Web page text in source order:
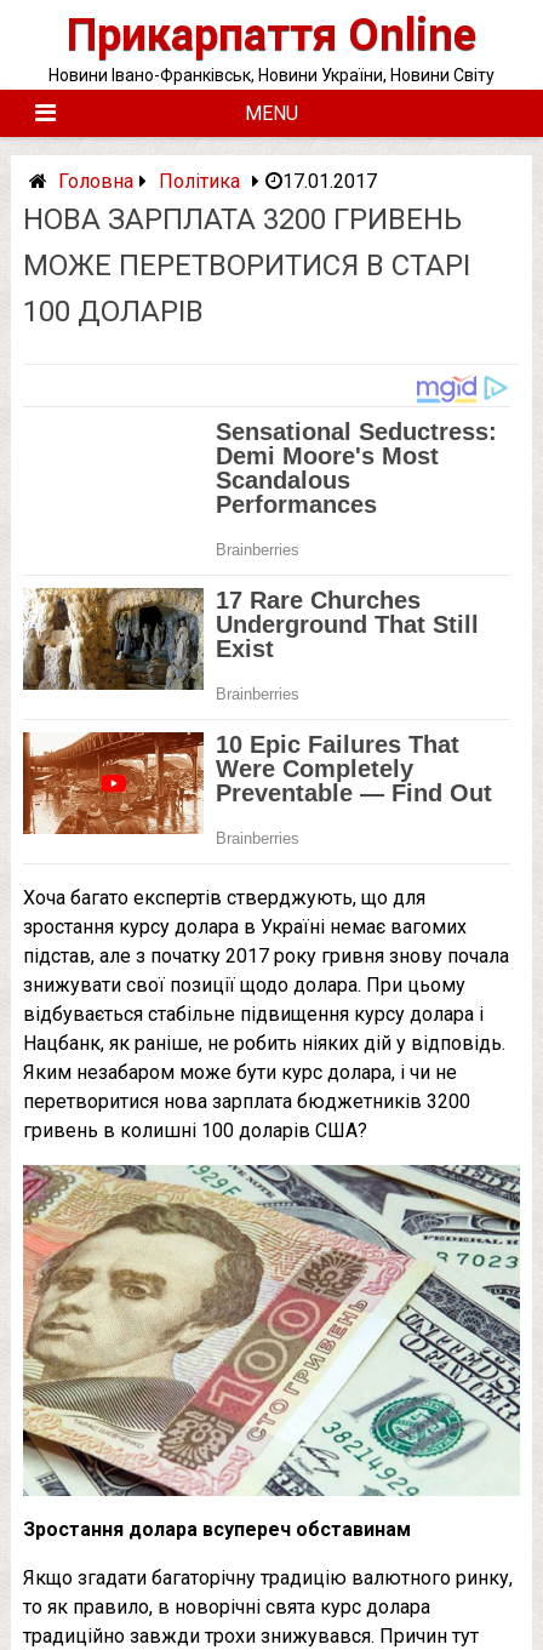
Прикарпаття Online
Новини Івано-Франківськ, Новини України, Новини Світу
MENU
Головна Політика 17.01.2017
НОВА ЗАРПЛАТА 3200 ГРИВЕНЬ
МОЖЕ ПЕРЕТВОРИТИСЯ В СТАРІ
100 ДОЛАРІВ
Хоча багато експертів стверджують, що для
зростання курсу долара в Україні немає вагомих
підстав, але з початку 2017 року гривня знову почала
знижувати свої позиції щодо долара. При цьому
відбувається стабільне підвищення курсу долара і
Нацбанк, як раніше, не робить ніяких дій у відповідь.
Яким незабаром може бути курс долара, і чи не
перетворитися нова зарплата бюджетників 3200
гривень в колишні 100 доларів США?
Зростання долара всупереч обставинам
Якщо згадати багаторічну традицію валютного ринку,
то як правило, в новорічні свята курс долара
традиційно завжди трохи знижувався. Причин тут